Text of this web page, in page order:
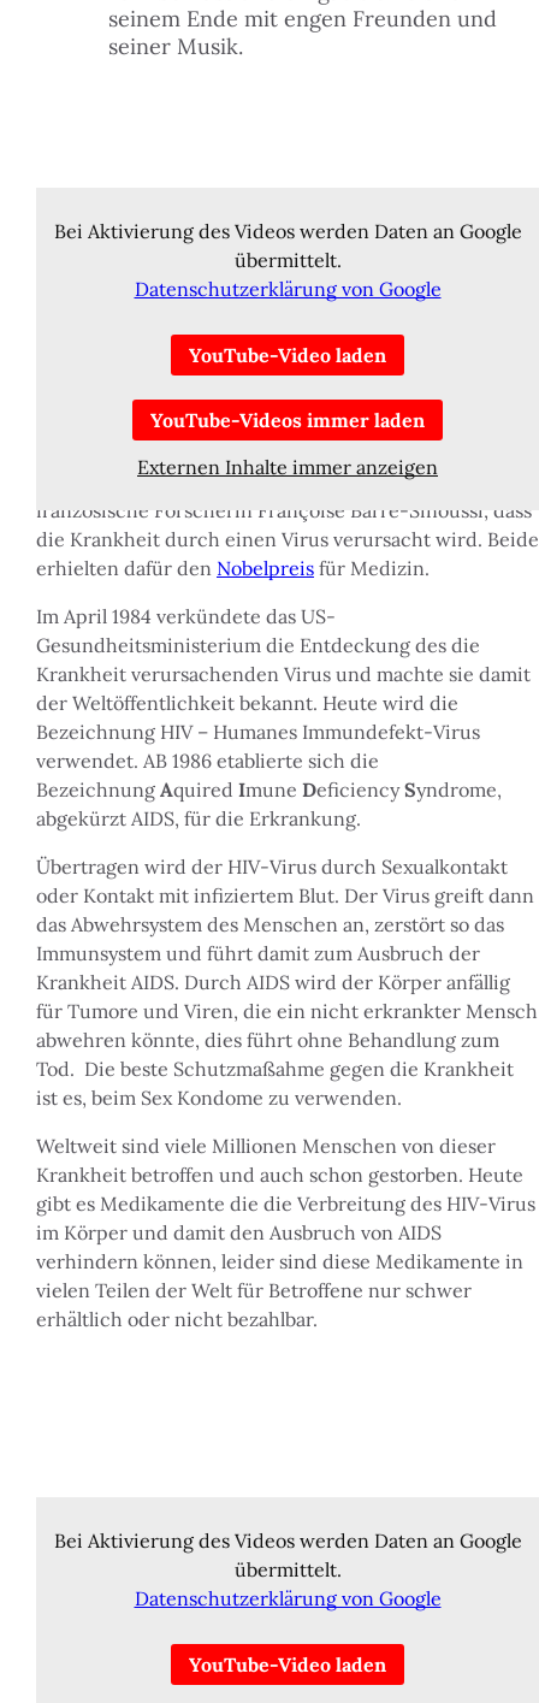
seinem Ende mit engen Freunden und
seiner Musik.
als der Virus beim Verzehr von infiziertem
Schimpansenfleisch auf Menschen übertragen wurde.
Schnell breitete er sich aus, trat ab 1980 in den USA, ab
vor allem Menschen aus dem homosexuellen Milieu und
Drogenabhängige.
Zu Beginn war völlig unklar, wovon diese Krankheit
französischeForscher Luc Montagnier und die
französische Forscherin Françoise Barré-Sinoussi, dass
die Krankheit durch einen Virus verursacht wird. Beide
erhielten dafür den Nobelpreis für Medizin.
Im April 1984 verkündete das US-
Gesundheitsministerium die Entdeckung des die
Krankheit verursachenden Virus und machte sie damit
der Weltöffentlichkeit bekannt. Heute wird die
Bezeichnung HIV – Humanes Immundefekt-Virus
verwendet. AB 1986 etablierte sich die
Bezeichnung Aquired Imune DeficiencySyndrome,
abgekürzt AIDS, für die Erkrankung.
Übertragen wird der HIV-Virus durch Sexualkontakt
oder Kontakt mit infiziertem Blut. Der Virus greift dann
das Abwehrsystem des Menschen an, zerstört so das
Immunsystem und führt damit zum Ausbruch der
Krankheit AIDS. Durch AIDS wird der Körper anfällig
für Tumore und Viren, die ein nicht erkrankter Mensch
abwehren könnte, dies führt ohne Behandlung zum
Tod. Die beste Schutzmaßahme gegen die Krankheit
ist es, beim Sex Kondome zu verwenden.
Weltweit sind viele Millionen Menschen von dieser
Krankheit betroffen und auch schon gestorben. Heute
gibt es Medikamente die die Verbreitung des HIV-Virus
im Körper und damit den Ausbruch von AIDS
verhindern können, leider sind diese Medikamente in
vielen Teilen der Welt für Betroffene nur schwer
erhältlich oder nicht bezahlbar.
Bei Aktivierung des Videos werden Daten an Google
übermittelt.
Datenschutzerklärung von Google
YouTube-Video laden
YouTube-Videos immer laden
Externen Inhalte immer anzeigen
StudioalbumsInnuendoder Band und entstand
1989/90 in den Mountain Studios in Montreux.
Der Text des Songs ist laut den Queen-Mitgliedern eine
direkte Anspielung auf die Aidserkrankung des Sängers
und seinen bevorstehenden Tod. Geschrieben wurde
Bei Aktivierung des Videos werden Daten an Google
übermittelt.
Datenschutzerklärung von Google
YouTube-Video laden